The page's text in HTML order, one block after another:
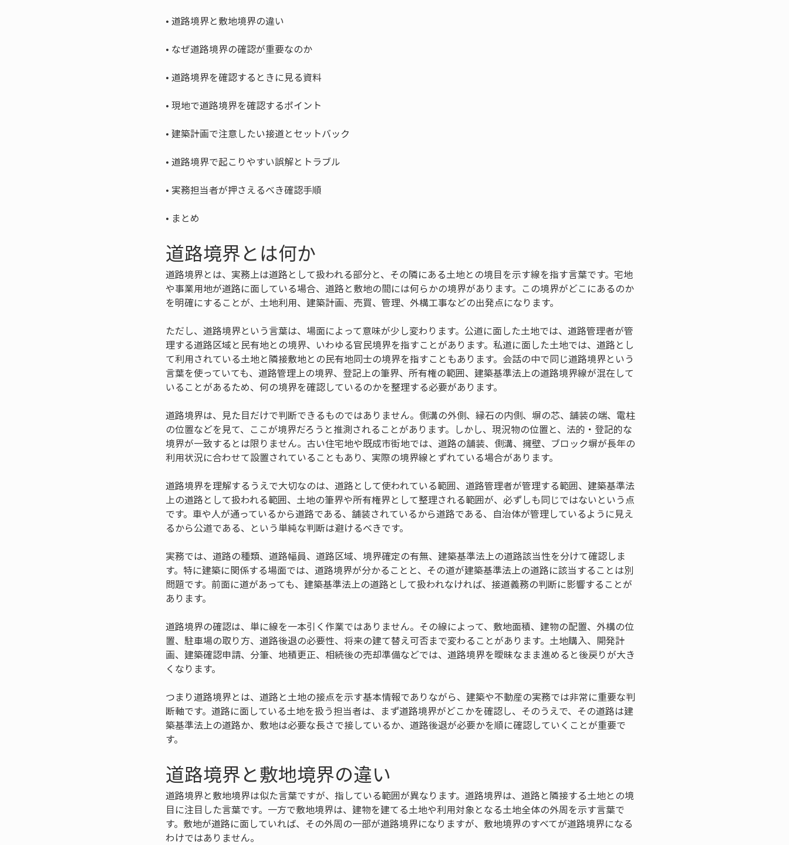
•
•
•
•
•
•
•
• まとめ
道路境界とは何か
道路境界とは、実務上は道路として扱われる部分と、その隣にある土地との境目を示す線を指す言葉です。宅地
や事業用地が道路に面している場合、道路と敷地の間には何らかの境界があります。この境界がどこにあるのか
を明確にすることが、土地利用、建築計画、売買、管理、外構工事などの出発点になります。
ただし、道路境界という言葉は、場面によって意味が少し変わります。公道に面した土地では、道路管理者が管
理する道路区域と民有地との境界、いわゆる官民境界を指すことがあります。私道に面した土地では、道路とし
て利用されている土地と隣接敷地との民有地同士の境界を指すこともあります。会話の中で同じ道路境界という
言葉を使っていても、道路管理上の境界、登記上の筆界、所有権の範囲、建築基準法上の道路境界線が混在して
いることがあるため、何の境界を確認しているのかを整理する必要があります。
道路境界は、見た目だけで判断できるものではありません。側溝の外側、縁石の内側、塀の芯、舗装の端、電柱
の位置などを見て、ここが境界だろうと推測されることがあります。しかし、現況物の位置と、法的・登記的な
境界が一致するとは限りません。古い住宅地や既成市街地では、道路の舗装、側溝、擁壁、ブロック塀が長年の
利用状況に合わせて設置されていることもあり、実際の境界線とずれている場合があります。
道路境界を理解するうえで大切なのは、道路として使われている範囲、道路管理者が管理する範囲、建築基準法
上の道路として扱われる範囲、土地の筆界や所有権界として整理される範囲が、必ずしも同じではないという点
です。車や人が通っているから道路である、舗装されているから道路である、自治体が管理しているように見え
るから公道である、という単純な判断は避けるべきです。
実務では、道路の種類、道路幅員、道路区域、境界確定の有無、建築基準法上の道路該当性を分けて確認しま
す。特に建築に関係する場面では、道路境界が分かることと、その道が建築基準法上の道路に該当することは別
問題です。前面に道があっても、建築基準法上の道路として扱われなければ、接道義務の判断に影響することが
あります。
道路境界の確認は、単に線を一本引く作業ではありません。その線によって、敷地面積、建物の配置、外構の位
置、駐車場の取り方、道路後退の必要性、将来の建て替え可否まで変わることがあります。土地購入、開発計
画、建築確認申請、分筆、地積更正、相続後の売却準備などでは、道路境界を曖昧なまま進めると後戻りが大き
くなります。
つまり道路境界とは、道路と土地の接点を示す基本情報でありながら、建築や不動産の実務では非常に重要な判
断軸です。道路に面している土地を扱う担当者は、まず道路境界がどこかを確認し、そのうえで、その道路は建
築基準法上の道路か、敷地は必要な長さで接しているか、道路後退が必要かを順に確認していくことが重要で
す。
道路境界と敷地境界の違い
道路境界と敷地境界は似た言葉ですが、指している範囲が異なります。道路境界は、道路と隣接する土地との境
目に注目した言葉です。一方で敷地境界は、建物を建てる土地や利用対象となる土地全体の外周を示す言葉で
す。敷地が道路に面していれば、その外周の一部が道路境界になりますが、敷地境界のすべてが道路境界になる
わけではありません。